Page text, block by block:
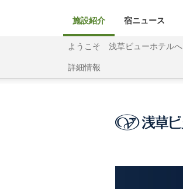
施設紹介 宿ニュース
ようこそ 浅草ビューホテルへ
詳細情報